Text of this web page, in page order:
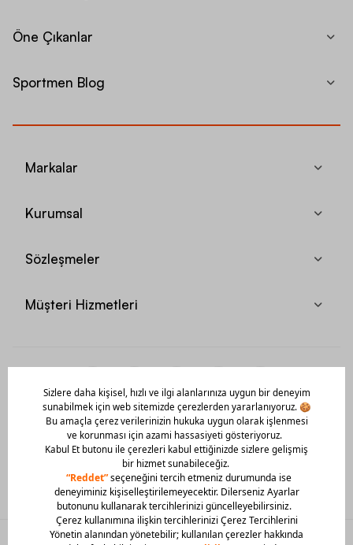
Öne Çıkanlar
Sportmen Blog
Markalar
Kurumsal
Sözleşmeler
Müşteri Hizmetleri
Mobil Uygulamamızı Hemen İndir!